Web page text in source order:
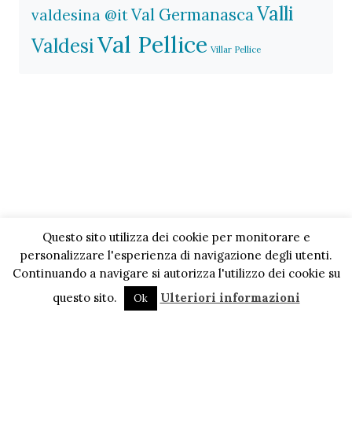
valdesina @itVal GermanascaValli
ValdesiVal Pellice Villar Pellice
Questo sito utilizza dei cookie per monitorare e
personalizzare l'esperienza di navigazione degli utenti.
Continuando a navigare si autorizza l'utilizzo dei cookie su
questo sito.
Ok Ulteriori informazioni